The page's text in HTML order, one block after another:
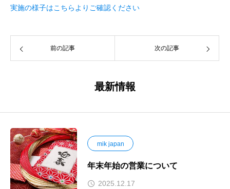
実施の様子はこちらよりご確認ください
前の記事 次の記事
最新情報
mik japan
年末年始の営業について
2025.12.17